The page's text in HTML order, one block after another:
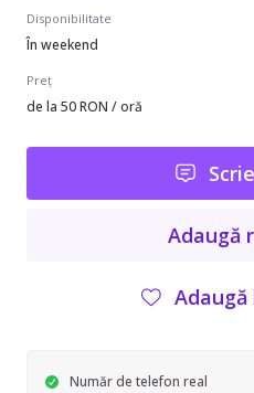
Disponibilitate
În weekend
Preț
de la 50 RON / oră
Adaugă
Număr de telefon real